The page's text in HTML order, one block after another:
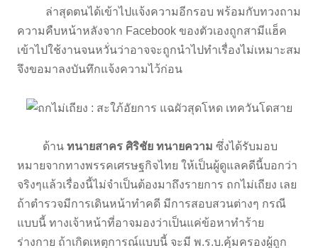
ล่าสุดตนได้เข้าไปแจ้งความอีกรอบ พร้อมกับทวงถาม
ความคืบหน้าหลังจาก Facebook ของตัวเองถูกสามีแฮ็ค
เข้าไปใช้งานจนหวั่นว่าอาจจะถูกนำไปทำเรื่องไม่เหมาะสม
จึงขอมาลงบันทึกแจ้งความไว้ก่อน
ด้าน ทนายสาคร ศิริชัย ทนายความ ซึ่งได้รับมอบ
หมายจากทางพรรคเศรษฐกิจไทย ให้เป็นผู้ดูแลคดีนี้บอกว่า
จริงๆแล้วเรื่องนี้ไม่จำเป็นต้องมาถึงรายการ ถกไม่เถียง เลย
ถ้าตำรวจมีการเดินหน้าทำคดี มีการสอบสวนต่างๆ กรณี
แบบนี้ ทางเจ้าหน้าที่อาจมองว่าเป็นแค่ข้อหาทำร้าย
ร่างกาย ถ้าเกิดเหตุการณ์แบบนี้ จะมี พ.ร.บ.คุ้มครองผู้ถูก